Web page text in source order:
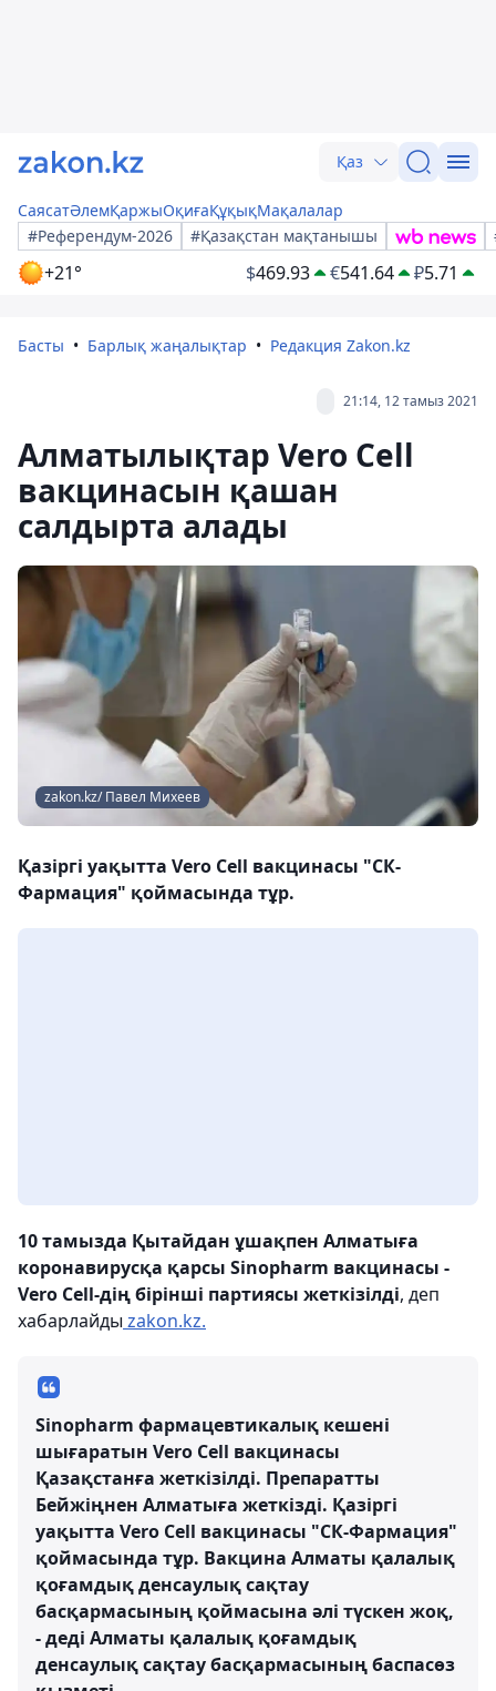
Қаз
СаясатӘлемҚаржыОқиғаҚұқықМақалалар
#Референдум-2026
#Қазақстан мақтанышы
+21° $469.93 €541.64 ₽5.71
Басты Барлық жаңалықтар Редакция Zakon.kz
21:14, 12 тамыз 2021
Алматылықтар Vero Cell
вакцинасын қашан
салдырта алады
zakon.kz/ Павел Михеев
Қазіргі уақытта Vero Cell вакцинасы "СК-
Фармация" қоймасында тұр.
10 тамызда Қытайдан ұшақпен Алматыға
коронавирусқа қарсы Sinopharm вакцинасы -
Vero Cell-діңбірінші партиясы жеткізілді, деп
хабарлайды zakon.kz.
Sinopharm фармацевтикалық кешені
шығаратын Vero Cell вакцинасы
Қазақстанға жеткізілді. Препаратты
Бейжіңнен Алматыға жеткізді. Қазіргі
уақытта Vero Cell вакцинасы "СК-Фармация"
қоймасында тұр. Вакцина Алматы қалалық
қоғамдық денсаулық сақтау
басқармасының қоймасына әлі түскен жоқ,
- деді Алматы қалалық қоғамдық
денсаулық сақтау басқармасының баспасөз